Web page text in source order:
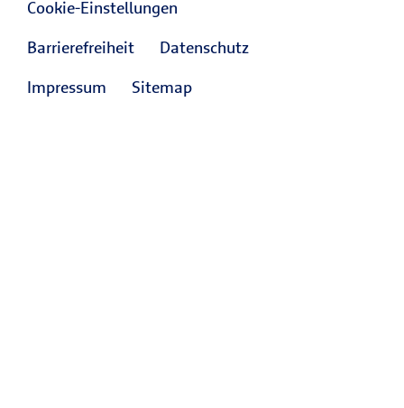
Cookie-Einstellungen
Barrierefreiheit
Datenschutz
Impressum
Sitemap